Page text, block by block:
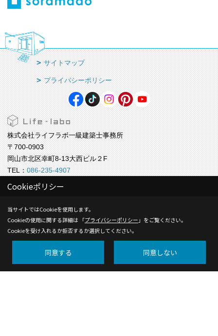
サイトマップ
プライバシーポリシー
株式会社ライフラボ一級建築士事務所
〒700-0903
岡山市北区幸町8-13大西ビル２F
TEL：086-235-4907
FAX：086-235-4908
＜定休日＞水曜
株式会社ライフラボ【福岡事務所】
福岡市博多区綱場町4-11 ５F
＜営業時間＞9:00 ～17:00
Cookieポリシー
当サイトではCookieを使用します。
Cookieの使用に関する詳細は 「プライバシーポリシー 」をご覧ください。
Cookieを受け入れるか拒否するか選択してください。
同意する 同意しない